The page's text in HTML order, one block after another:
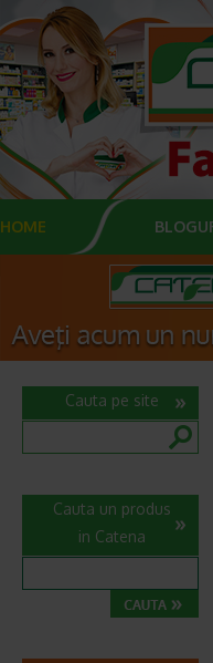
HOME
Cauta pe site
Cauta un produs
in Catena